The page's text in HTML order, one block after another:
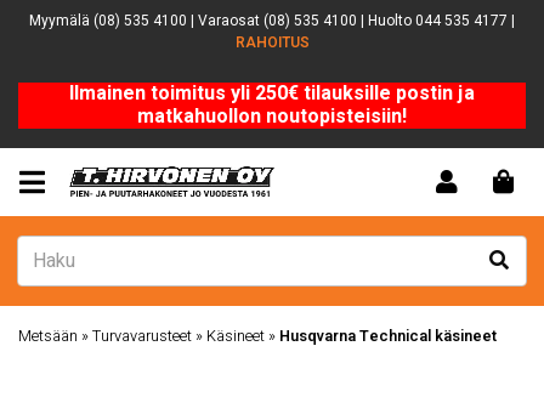
Myymälä (08) 535 4100 | Varaosat (08) 535 4100 | Huolto 044 535 4177 |
RAHOITUS
Ilmainen toimitus yli 250€ tilauksille postin ja
matkahuollon noutopisteisiin!
Metsään »Turvavarusteet » Käsineet » Husqvarna Technical käsineet